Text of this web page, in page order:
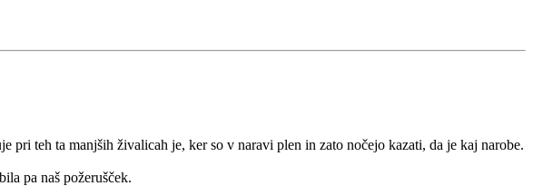
pri teh ta manjših živalicah je, ker so v naravi plen in zato nočejo kazati, da je kaj narobe.
pa naš požerušček.